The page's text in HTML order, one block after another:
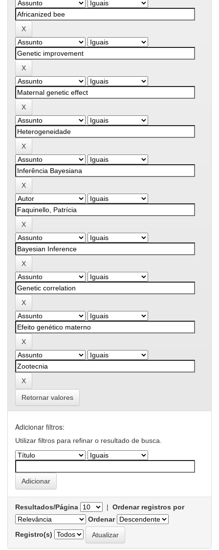
Retornar valores
Adicionar filtros:
Utilizar filtros para refinar o resultado de busca.
Resultados/Página | Ordenar registros por
Ordenar
Registro(s)